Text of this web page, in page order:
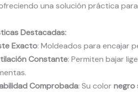
una solución práctica
Destacadas:
Exacto: Moldeados para encajar
Constante: Permiten bajar
Comprobada: Su colornegro